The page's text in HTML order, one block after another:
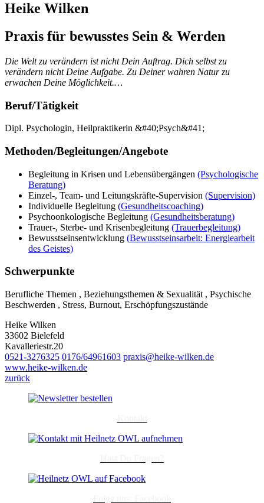
Heike Wilken
Praxis für bewusstes Sein & Werden
Die Welt zu verändern ist nicht Dein Auftrag. Dich selbst zu
verändern nicht Deine Aufgabe. Zu Deiner wahren Natur zu
erwachen Deine Möglichkeit.…
Beruf/Tätigkeit
Dipl. Psychologin, Heilpraktikerin &#40;Psych&#41;
Methoden/Begleitungen/Angebote
Begleitung in Krisen und Lebensübergängen (Psychologische
Beratung)
Einzel-, Team- und Leitungskräfte-Supervision (Supervision)
Individuelle Begleitung (Gesundheitscoaching)
Psychoonkologische Begleitung (Gesundheitsberatung)
Trauer-, Sterbe- und Krisenbegleitung (Trauerbegleitung)
Bewusstseinsentwicklung (Bewusstseinsarbeit: Energiearbeit
des Geistes)
Schwerpunkte
Berufliche Themen , Beziehungsthemen & Sexualität , Psychische
Beschwerden , Stress, Burnout, Erschöpfungszustände
Heike Wilken
33602 Bielefeld
Kavalleriestr.20
0521-3276325 0176/64961603 praxis@heike-wilken.de
www.heike-wilken.de
zurück